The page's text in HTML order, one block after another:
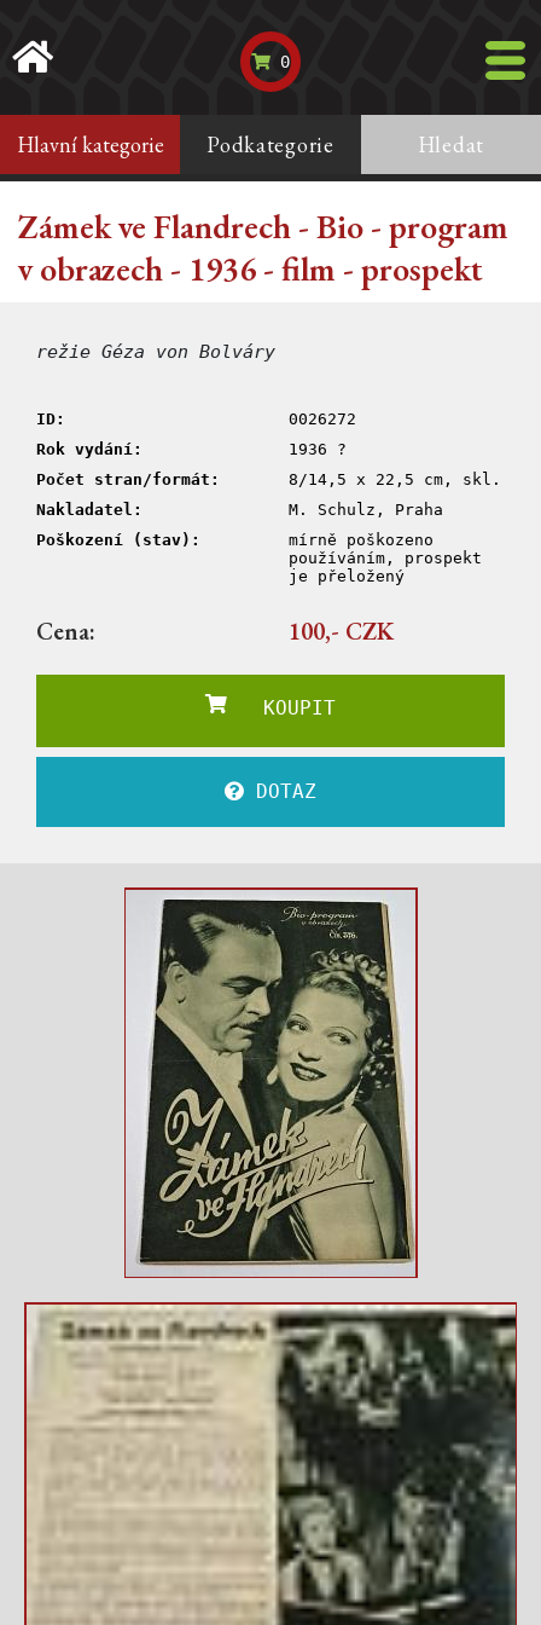
0
Hlavní kategorie Podkategorie Hledat
Zámek ve Flandrech - Bio - program
v obrazech - 1936 - film - prospekt
režie Géza von Bolváry
ID:
0026272
Rok vydání:
1936 ?
Počet stran/formát:
8/14,5 x 22,5 cm, skl.
Nakladatel:
M. Schulz, Praha
Poškození (stav):
mírně poškozeno
používáním, prospekt
je přeložený
Cena: 100,- CZK
KOUPIT
DOTAZ